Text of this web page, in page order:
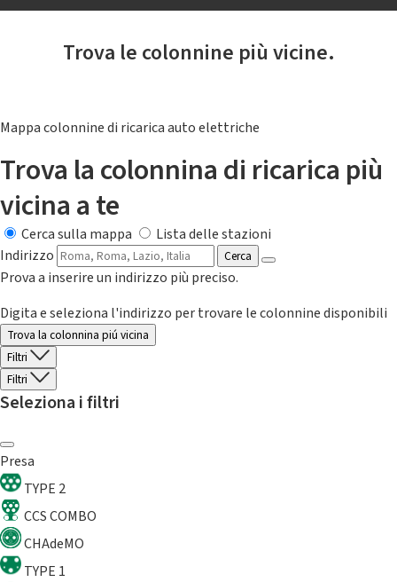
Trova le colonnine più vicine.
Mappa colonnine di ricarica auto elettriche
Trova la colonnina di ricarica più
vicina a te
Cerca sulla mappa
Lista delle stazioni
Indirizzo
Cerca
Prova a inserire un indirizzo più preciso.
Digita e seleziona l'indirizzo per trovare le colonnine disponibili
Trova la colonnina piú vicina
Filtri
Filtri
Seleziona i filtri
Presa
TYPE 2
CCS COMBO
CHAdeMO
TYPE 1